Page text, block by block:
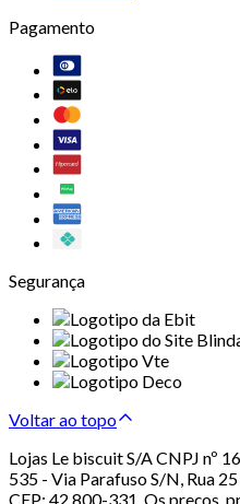
Pagamento
Segurança
Voltar ao topo
Lojas Le biscuit S/A CNPJ nº
535 - Via Parafuso S/N, Rua
CEP: 42.800-331. Os preços,